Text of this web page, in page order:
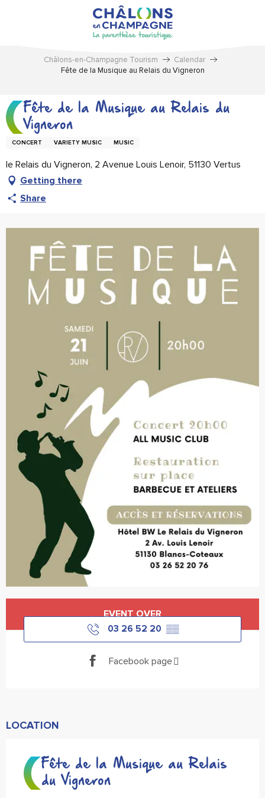
Châlons-en-Champagne Tourism
Calendar
Fête de la Musique au Relais du Vigneron
Fête de la Musique au Relais du
Vigneron
CONCERT VARIETY MUSIC MUSIC
le Relais du Vigneron, 2 Avenue Louis Lenoir, 51130 Vertus
Getting there
Share
EVENT OVER
03 26 52 20 ▒▒
Facebook page
LOCATION
Fête de la Musique au Relais
du Vigneron